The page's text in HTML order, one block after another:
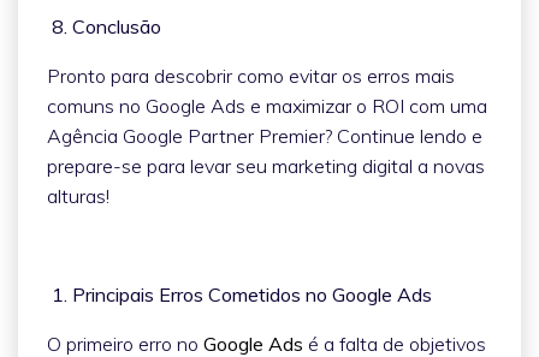
8. Conclusão
Pronto para descobrir como evitar os erros mais
comuns no Google Ads e maximizar o ROI com uma
Agência Google Partner Premier? Continue lendo e
prepare-se para levar seu marketing digital a novas
alturas!
1. Principais Erros Cometidos no Google Ads
O primeiro erro no Google Ads é a falta de objetivos